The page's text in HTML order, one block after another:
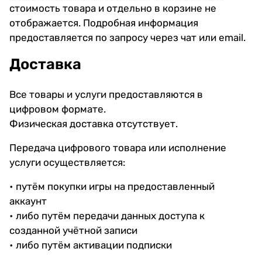
стоимость товара и отдельно в корзине не
отображается. Подробная информация
предоставляется по запросу через чат или email.
Доставка
Все товары и услуги предоставляются в
цифровом формате.
Физическая доставка отсутствует.
Передача цифрового товара или исполнение
услуги осуществляется:
• путём покупки игры на предоставленный
аккаунт
• либо путём передачи данных доступа к
созданной учётной записи
• либо путём активации подписки